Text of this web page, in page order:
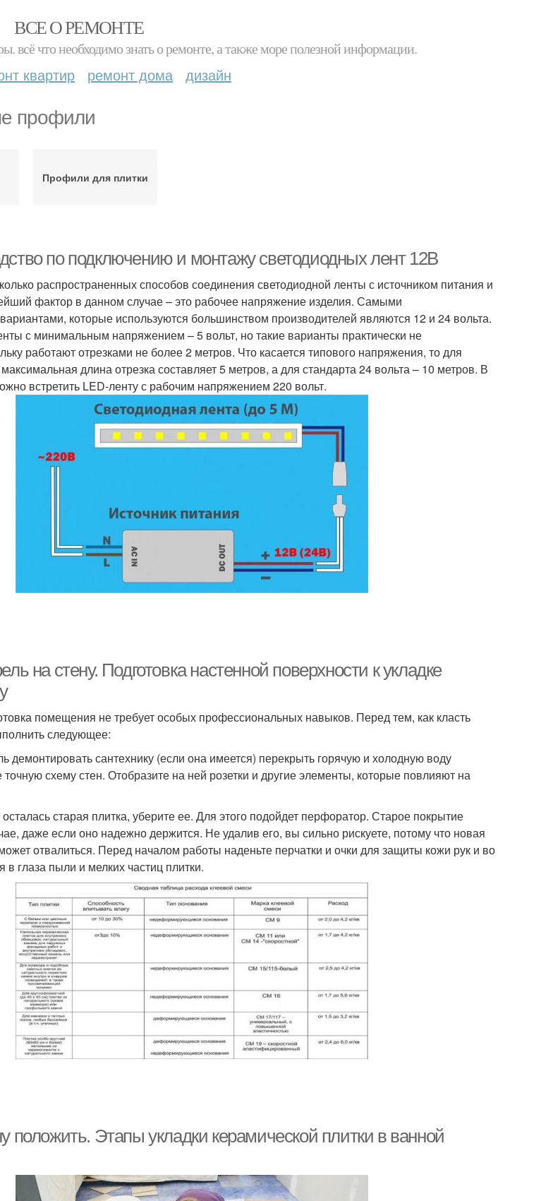
ВСЕ О РЕМОНТЕ
всё что необходимо знать о ремонте, а также море полезной информации.
квартир ремонт дома дизайн
профили
Профили для плитки
по подключению и монтажу светодиодных лент 12В
распространенных способов соединения светодиодной ленты с источником питания и
фактор в данном случае – это рабочее напряжение изделия. Самыми
которые используются большинством производителей являются 12 и 24 вольта.
с минимальным напряжением – 5 вольт, но такие варианты практически не
работают отрезками не более 2 метров. Что касается типового напряжения, то для
длина отрезка составляет 5 метров, а для стандарта 24 вольта – 10 метров. В
встретить LED-ленту с рабочим напряжением 220 вольт.
на стену. Подготовка настенной поверхности к укладке
помещения не требует особых профессиональных навыков. Перед тем, как класть
следующее:
демонтировать сантехнику (если она имеется) перекрыть горячую и холодную воду
точную схему стен. Отобразите на ней розетки и другие элементы, которые повлияют на
старая плитка, уберите ее. Для этого подойдет перфоратор. Старое покрытие
даже если оно надежно держится. Не удалив его, вы сильно рискуете, потому что новая
отвалиться. Перед началом работы наденьте перчатки и очки для защиты кожи рук и во
глаза пыли и мелких частиц плитки.
положить. Этапы укладки керамической плитки в ванной